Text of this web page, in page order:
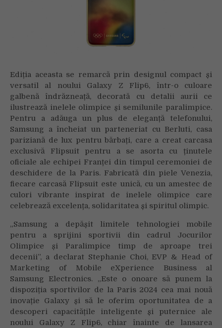
Ediția aceasta se remarcă prin designul compact și
versatil al noului Galaxy Z Flip6, într-o culoare
galbenă îndrăzneață, decorată cu detalii aurii ce
ilustrează inelele olimpice și semilunile paralimpice.
Pentru a adăuga un plus de eleganță telefonului,
Samsung a încheiat un parteneriat cu Berluti, casa
pariziană de lux pentru bărbați, care a creat carcasa
exclusivă Flipsuit pentru a se asorta cu ținutele
oficiale ale echipei Franței din timpul ceremoniei de
deschidere de la Paris. Fabricată din piele Venezia,
fiecare carcasă Flipsuit este unică, cu un amestec de
culori vibrante inspirat de inelele olimpice care
celebrează excelența, solidaritatea și spiritul olimpic.
„Samsung a depășit limitele tehnologiei mobile
pentru a sprijini sportivii din cadrul Jocurilor
Olimpice și Paralimpice timp de aproape trei
decenii”, a declarat Stephanie Choi, EVP & Head of
Marketing of Mobile eXperience Business al
Samsung Electronics. „Este o onoare să punem la
dispoziția sportivilor de la Paris 2024 cea mai nouă
inovație Galaxy și să le oferim oportunitatea de a
descoperi capacitățile inteligente și puternice ale
noului Galaxy Z Flip6, chiar înainte de lansarea